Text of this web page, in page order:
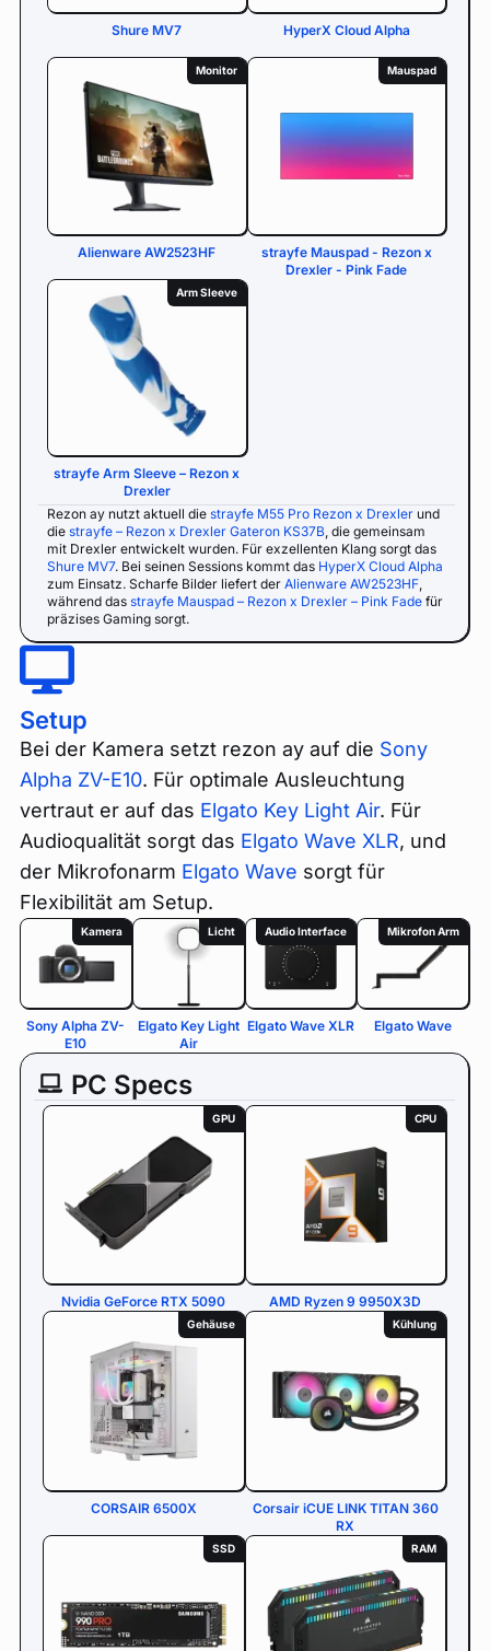
Shure MV7 HyperX Cloud Alpha
Monitor
Alienware AW2523HF
Mauspad
strayfe Mauspad - Rezon x
Drexler - Pink Fade
Arm Sleeve
strayfe Arm Sleeve – Rezon x
Drexler
Rezon ay nutzt aktuell die strayfe M55 Pro Rezon x Drexler und
die strayfe – Rezon x Drexler Gateron KS37B, die gemeinsam
mit Drexler entwickelt wurden. Für exzellenten Klang sorgt das
Shure MV7. Bei seinen Sessions kommt das HyperX Cloud Alpha
zum Einsatz. Scharfe Bilder liefert der Alienware AW2523HF,
während das strayfe Mauspad – Rezon x Drexler – Pink Fade für
präzises Gaming sorgt.
Setup
Bei der Kamera setzt rezon ay auf die Sony
Alpha ZV-E10. Für optimale Ausleuchtung
vertraut er auf das Elgato Key Light Air. Für
Audioqualität sorgt das Elgato Wave XLR, und
der Mikrofonarm Elgato Wave sorgt für
Flexibilität am Setup.
Kamera
Sony Alpha ZV-
E10
Licht
Elgato Key Light
Air
Audio Interface
Elgato Wave XLR
Mikrofon Arm
Elgato Wave
PC Specs
GPU
Nvidia GeForce RTX 5090
CPU
AMD Ryzen 9 9950X3D
Gehäuse
CORSAIR 6500X
Kühlung
Corsair iCUE LINK TITAN 360
RX
SSD RAM